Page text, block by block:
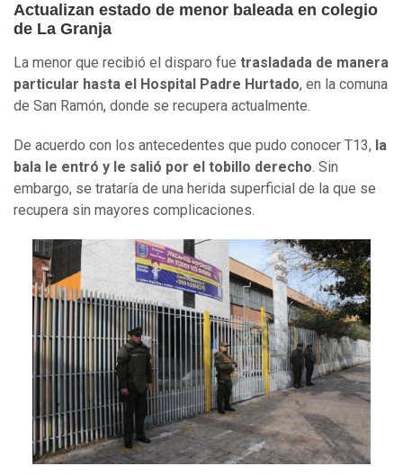
Actualizan estado de menor baleada en colegio
de La Granja
La menor que recibió el disparo fue trasladada de manera
particular hasta el Hospital Padre Hurtado, en la comuna
de San Ramón, donde se recupera actualmente.
De acuerdo con los antecedentes que pudo conocer T13, la
bala le entró y le salió por el tobillo derecho. Sin
embargo, se trataría de una herida superficial de la que se
recupera sin mayores complicaciones.